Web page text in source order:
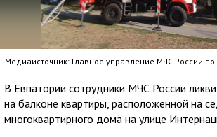
Медиаисточник: Главное управление МЧС России
В Евпатории сотрудники МЧС России
на балконе квартиры, расположенной на
многоквартирного дома на улице